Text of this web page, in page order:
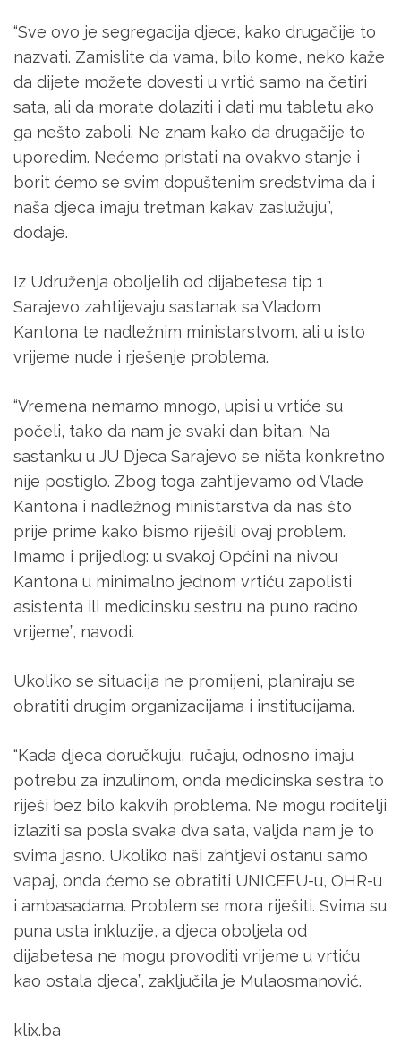
“Sve ovo je segregacija djece, kako drugačije to
nazvati. Zamislite da vama, bilo kome, neko kaže
da dijete možete dovesti u vrtić samo na četiri
sata, ali da morate dolaziti i dati mu tabletu ako
ga nešto zaboli. Ne znam kako da drugačije to
uporedim. Nećemo pristati na ovakvo stanje i
borit ćemo se svim dopuštenim sredstvima da i
naša djeca imaju tretman kakav zaslužuju”,
dodaje.
Iz Udruženja oboljelih od dijabetesa tip 1
Sarajevo zahtijevaju sastanak sa Vladom
Kantona te nadležnim ministarstvom, ali u isto
vrijeme nude i rješenje problema.
“Vremena nemamo mnogo, upisi u vrtiće su
počeli, tako da nam je svaki dan bitan. Na
sastanku u JU Djeca Sarajevo se ništa konkretno
nije postiglo. Zbog toga zahtijevamo od Vlade
Kantona i nadležnog ministarstva da nas što
prije prime kako bismo riješili ovaj problem.
Imamo i prijedlog: u svakoj Općini na nivou
Kantona u minimalno jednom vrtiću zapolisti
asistenta ili medicinsku sestru na puno radno
vrijeme”, navodi.
Ukoliko se situacija ne promijeni, planiraju se
obratiti drugim organizacijama i institucijama.
“Kada djeca doručkuju, ručaju, odnosno imaju
potrebu za inzulinom, onda medicinska sestra to
riješi bez bilo kakvih problema. Ne mogu roditelji
izlaziti sa posla svaka dva sata, valjda nam je to
svima jasno. Ukoliko naši zahtjevi ostanu samo
vapaj, onda ćemo se obratiti UNICEFU-u, OHR-u
i ambasadama. Problem se mora riješiti. Svima su
puna usta inkluzije, a djeca oboljela od
dijabetesa ne mogu provoditi vrijeme u vrtiću
kao ostala djeca”, zaključila je Mulaosmanović.
klix.ba